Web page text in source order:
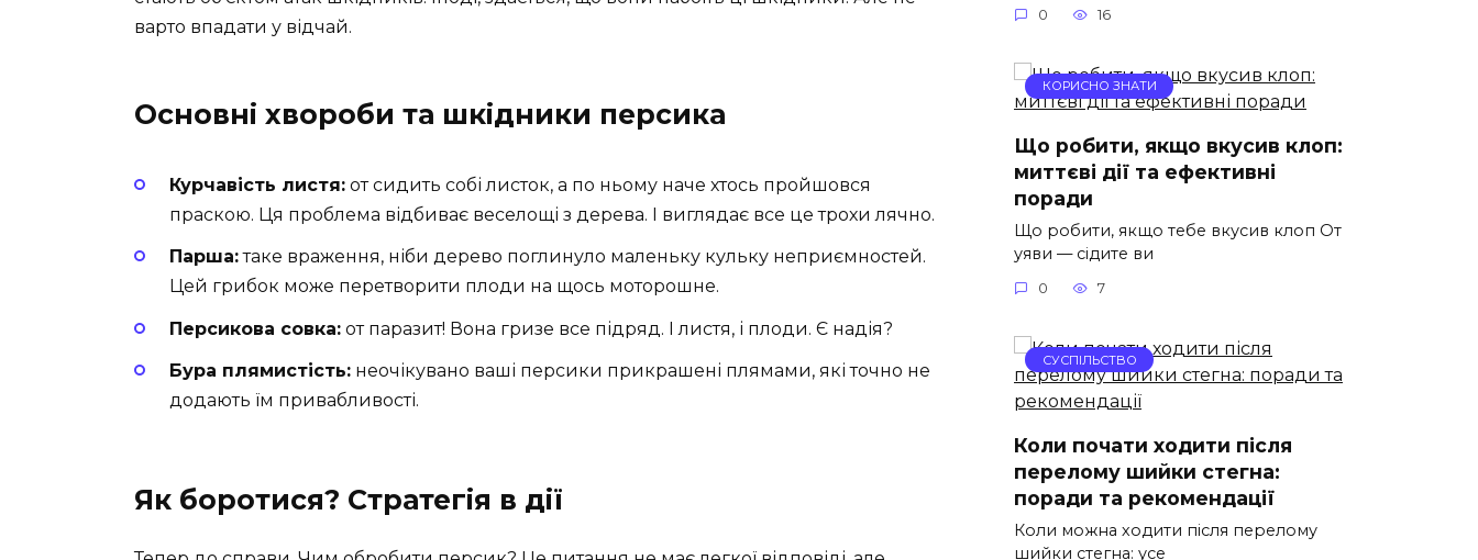
варто впадати у відчай.
Основні хвороби та шкідники персика
Курчавість листя: от сидить собі листок, а по ньому наче хтось пройшовся
праскою. Ця проблема відбиває веселощі з дерева. І виглядає все це трохи лячно.
Парша:таке враження, ніби дерево поглинуло маленьку кульку неприємностей.
Цей грибок може перетворити плоди на щось моторошне.
Персикова совка: от паразит! Вона гризе все підряд. І листя, і плоди. Є надія?
Бура плямистість: неочікувано ваші персики прикрашені плямами, які точно не
додають їм привабливості.
Як боротися? Стратегія в дії
0 16
КОРИСНО ЗНАТИ
Що робити, якщо вкусив клоп:
миттєві дії та ефективні
поради
Що робити, якщо тебе вкусив клоп От
уяви — сідите ви
0 7
СУСПІЛЬСТВО
Коли почати ходити після
перелому шийки стегна:
поради та рекомендації
Коли можна ходити після перелому
шийки стегна: усе